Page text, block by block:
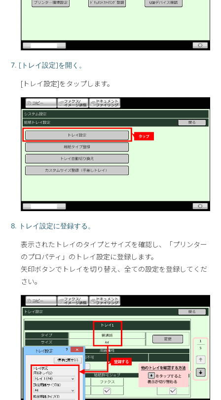
7. [トレイ設定]を開く。
[トレイ設定]をタップします。
8. トレイ設定に登録する。
表示されたトレイのタイプとサイズを確認し、「プリンター
のプロパティ」のトレイ設定に登録します。
矢印ボタンでトレイを切り替え、全ての設定を登録してくだ
さい。